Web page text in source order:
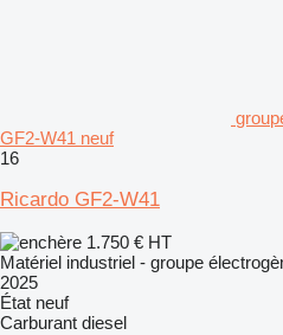
GF2-W41 neuf
16
Ricardo GF2-W41
1.750 € HT
Matériel industriel - groupe
2025
État neuf
Carburant diesel